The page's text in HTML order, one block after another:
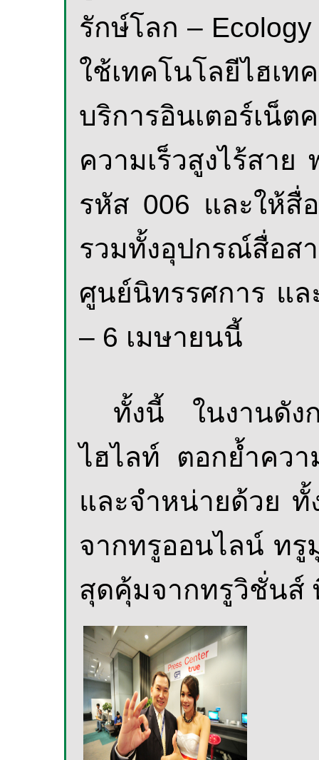
รักษ์โลก – Ecology
ใช้เทคโนโลยีไฮ
บริการอินเตอร์เน็ต
ความเร็วสูงไร้สาย
รหัส 006 และให้สื่
รวมทั้งอุปกรณ์สื่อส
ศูนย์นิทรรศการ แ
– 6 เมษายนนี้
ทั้งนี้ ในงานดัง
ไฮไลท์ ตอกย้ำคว
และจำหน่ายด้วย ทั้
จากทรูออนไลน์ ทรู
สุดคุ้มจากทรูวิชั่นส์